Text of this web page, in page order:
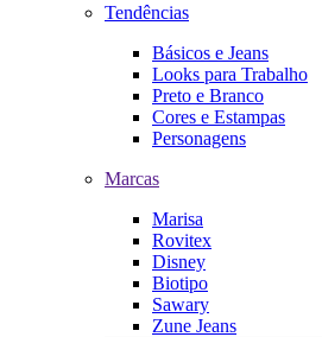
Tendências
Básicos e Jeans
Looks para Trabalho
Preto e Branco
Cores e Estampas
Personagens
Marcas
Marisa
Rovitex
Disney
Biotipo
Sawary
Zune Jeans